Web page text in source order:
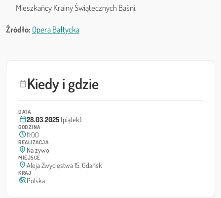
calendar_todayKiedy i gdzie
DATA
calendar_today28.03.2025 (piątek)
GODZINA
schedule11:00
REALIZACJA
person_pin_circle Na żywo
MIEJSCE
location_onAleja Zwycięstwa 15, Gdańsk
KRAJ
travel_explorePolska
Mieszkańcy Krainy Świątecznych Baśni.
Źródło: Opera Bałtycka